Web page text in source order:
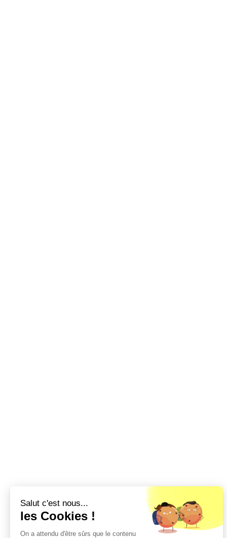
Salut c'est nous...
les Cookies !
On a attendu d'être sûrs que le contenu